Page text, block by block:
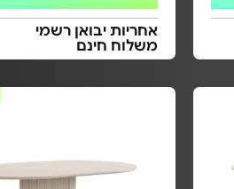
אחריות יבואן רשמי
משלוח חינם